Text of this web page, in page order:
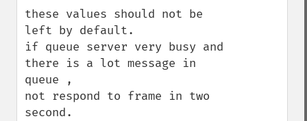
these values should not be
left by default.
if queue server very busy and
there is a lot message in
queue ,
not respond to frame in two
second.